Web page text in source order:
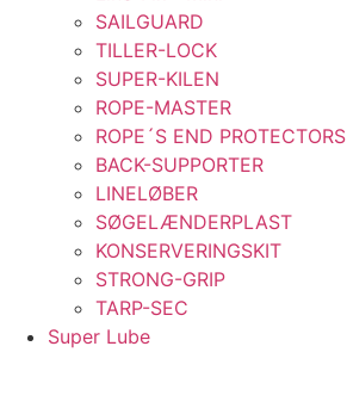
SAILGUARD
TILLER-LOCK
SUPER-KILEN
ROPE-MASTER
ROPE´S END PROTECTORS
BACK-SUPPORTER
LINELØBER
SØGELÆNDERPLAST
KONSERVERINGSKIT
STRONG-GRIP
TARP-SEC
Super Lube